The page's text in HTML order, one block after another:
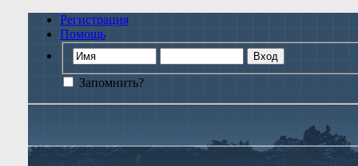
Регистрация
Помощь
Запомнить?